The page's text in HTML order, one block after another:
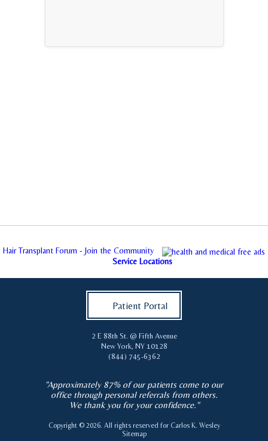
Hair Transplant Forum - Join the Community
Service Locations
Patient Portal
2 E 88th St. @ Fifth Avenue
New York, NY 10128
(844) 745-6362
"Approximately 87% of our patients come to our
office through personal referrals from others.
We thank you for your confidence."
Copyright © 2026. All rights reserved for Carlos K. Wesley
Sitemap